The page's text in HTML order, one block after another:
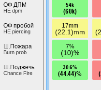
ОФ ДПМ
HE dpm
ОФ пробой
HE piercing
Ш.Пожара
Burn prob
Ш.Поджечь
Chance Fire
54k
(60k)
17mm
(22.1)mm
7%
(10)%
30.6%
(44.44)%